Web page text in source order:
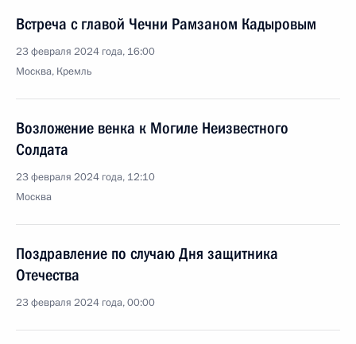
Встреча с главой Чечни Рамзаном Кадыровым
23 февраля 2024 года, 16:00
Москва, Кремль
Возложение венка к Могиле Неизвестного
Солдата
23 февраля 2024 года, 12:10
Москва
Поздравление по случаю Дня защитника
Отечества
23 февраля 2024 года, 00:00